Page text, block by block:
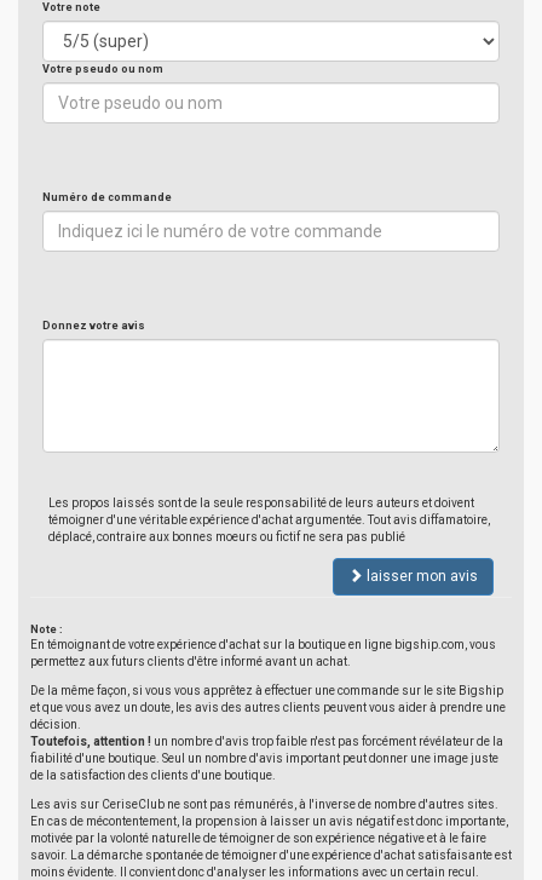
Votre note
Votre pseudo ou nom
Numéro de commande
Donnez votre avis
Les propos laissés sont de la seule responsabilité de leurs auteurs et doivent
témoigner d'une véritable expérience d'achat argumentée. Tout avis diffamatoire,
déplacé, contraire aux bonnes moeurs ou fictif ne sera pas publié
laisser mon avis
Note :
En témoignant de votre expérience d'achat sur la boutique en ligne bigship.com, vous
permettez aux futurs clients d'être informé avant un achat.
De la même façon, si vous vous apprêtez à effectuer une commande sur le site Bigship
et que vous avez un doute, les avis des autres clients peuvent vous aider à prendre une
décision.
Toutefois, attention ! un nombre d'avis trop faible n'est pas forcément révélateur de la
fiabilité d'une boutique. Seul un nombre d'avis important peut donner une image juste
de la satisfaction des clients d'une boutique.
Les avis sur CeriseClub ne sont pas rémunérés, à l'inverse de nombre d'autres sites.
En cas de mécontentement, la propension à laisser un avis négatif est donc importante,
motivée par la volonté naturelle de témoigner de son expérience négative et à le faire
savoir. La démarche spontanée de témoigner d'une expérience d'achat satisfaisante est
moins évidente. Il convient donc d'analyser les informations avec un certain recul.